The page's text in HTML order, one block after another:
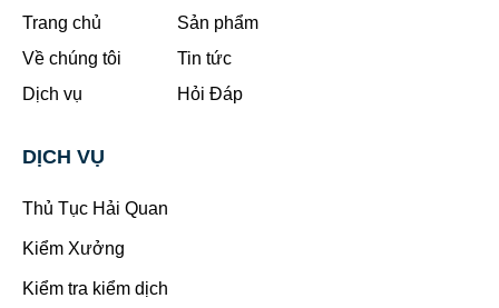
Trang chủ
Về chúng tôi
Dịch vụ
Sản phẩm
Tin tức
Hỏi Đáp
DỊCH VỤ
Thủ Tục Hải Quan
Kiểm Xưởng
Kiểm tra kiểm dịch